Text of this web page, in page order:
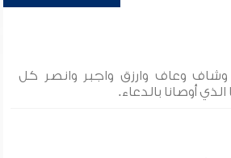
وشاف وعاف وارزق واجبر وانصر كل
أوصانا بالدعاء.